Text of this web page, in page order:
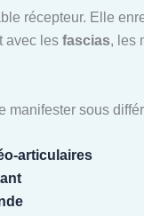
récepteur. Elle
avec les fascias, les
manifester sous
articulaires